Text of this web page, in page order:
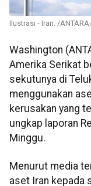
Ilustrasi - Iran. /
Washington
Amerika Serikat
sekutunya di
menggunakan
kerusakan yang
ungkap laporan
Minggu.
Menurut media
aset Iran kepada